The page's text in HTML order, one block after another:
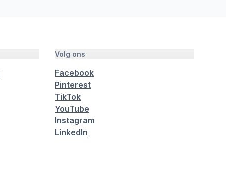
Volg ons
Facebook
Pinterest
TikTok
YouTube
Instagram
LinkedIn